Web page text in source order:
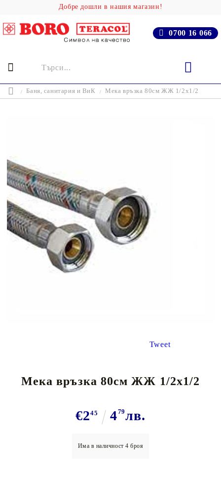
Добре дошли в нашия магазин!
0700 16 066
Баня, cанитария и ВиК Мека връзка 80см ЖЖ 1/2x1/2
Tweet
Мека връзка 80см ЖЖ 1/2x1/2
€245 479лв.
Има в наличност4 броя